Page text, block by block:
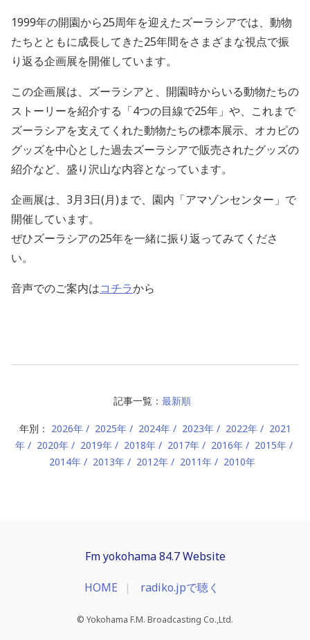
1999年の開園から25周年を迎えたズーラシアでは、動物
たちとともに成長してきた25年間をさまざまな視点で振
り返る企画展を開催しています。
この企画展は、ズーラシアと、開園時からいる動物たちの
ストーリーを紹介する「4つの目線で25年」や、これまで
ズーラシアを支えてくれた動物たちの標本展示、オカピの
グッズを中心とした過去ズーラシアで販売されたグッズの
紹介など、盛り沢山な内容となっています。
企画展は、3月3日(月)まで、園内「アマゾンセンター」で
開催しています。
ぜひズーラシアの25年を一緒に振り返ってみてくださ
い。
音声でのご案内はコチラから
記事一覧： 最新順
年別： 2026年 2025年 2024年 2023年 2022年
2021
年
2020年 2019年 2018年 2017年 2016年
2015年
2014年
2013年 2012年 2011年 2010年
Fm yokohama 84.7 Website
HOME radiko.jpで聴く
© Yokohama F.M. Broadcasting Co.,Ltd.